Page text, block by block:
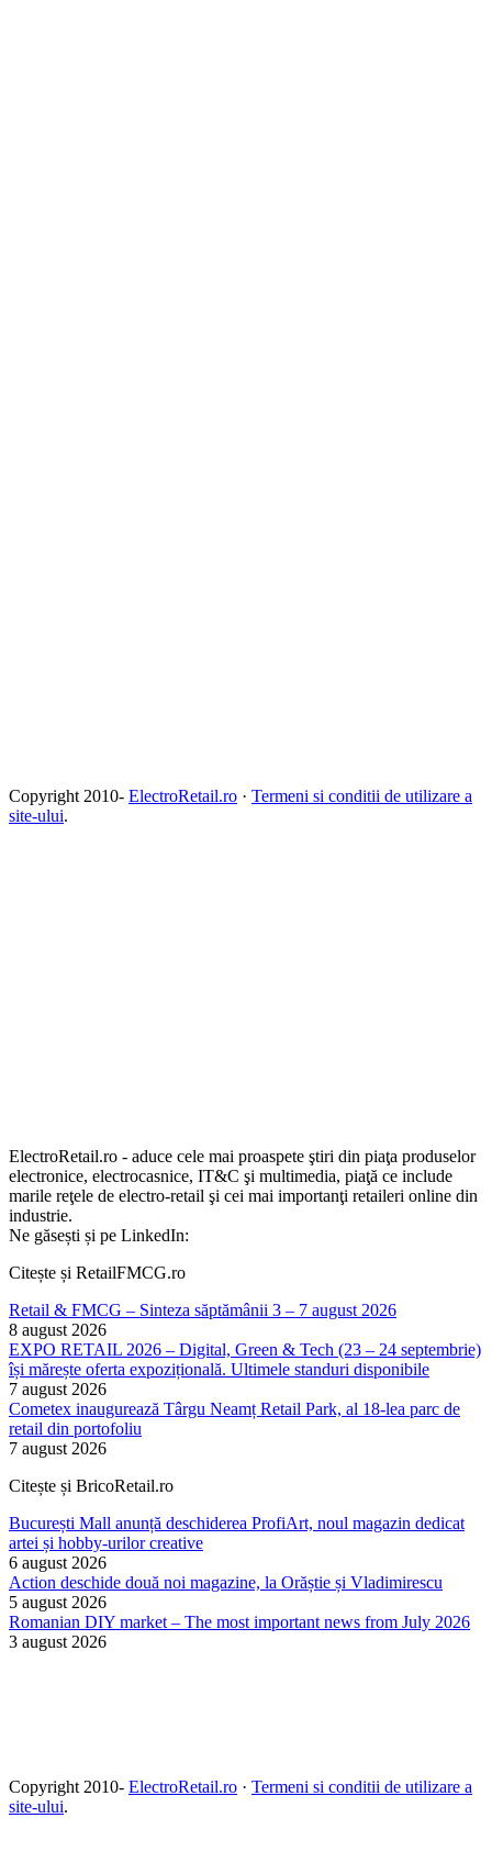
Copyright 2010- ElectroRetail.ro · Termeni si conditii de utilizare a
site-ului.
ElectroRetail.ro - aduce cele mai proaspete ştiri din piaţa produselor
electronice, electrocasnice, IT&C şi multimedia, piaţă ce include
marile reţele de electro-retail şi cei mai importanţi retaileri online din
industrie.
Ne găsești și pe LinkedIn:
Citește și RetailFMCG.ro
Retail & FMCG – Sinteza săptămânii 3 – 7 august 2026
8 august 2026
EXPO RETAIL 2026 – Digital, Green & Tech (23 – 24 septembrie)
își mărește oferta expozițională. Ultimele standuri disponibile
7 august 2026
Cometex inaugurează Târgu Neamț Retail Park, al 18-lea parc de
retail din portofoliu
7 august 2026
Citește și BricoRetail.ro
București Mall anunță deschiderea ProfiArt, noul magazin dedicat
artei și hobby-urilor creative
6 august 2026
Action deschide două noi magazine, la Orăștie și Vladimirescu
5 august 2026
Romanian DIY market – The most important news from July 2026
3 august 2026
Copyright 2010- ElectroRetail.ro · Termeni si conditii de utilizare a
site-ului.